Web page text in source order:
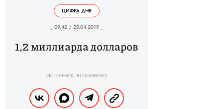
ЦИФРА ДНЯ
_ 09.42 / 29.04.2019 _
1,2 миллиарда долларов
ИСТОЧНИК: BLOOMBERG